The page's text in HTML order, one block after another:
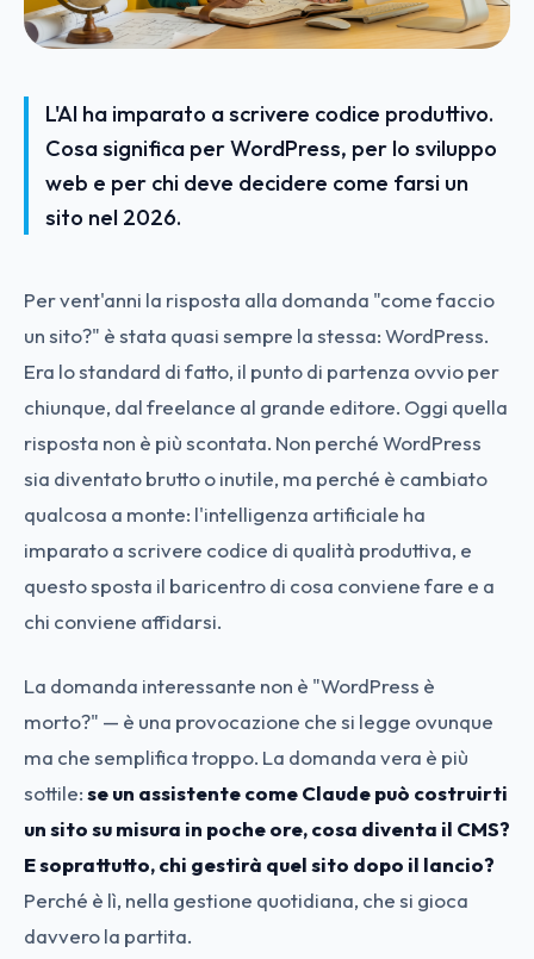
L'AI ha imparato a scrivere codice produttivo.
Cosa significa per WordPress, per lo sviluppo
web e per chi deve decidere come farsi un
sito nel 2026.
Per vent'anni la risposta alla domanda "come faccio
un sito?" è stata quasi sempre la stessa: WordPress.
Era lo standard di fatto, il punto di partenza ovvio per
chiunque, dal freelance al grande editore. Oggi quella
risposta non è più scontata. Non perché WordPress
sia diventato brutto o inutile, ma perché è cambiato
qualcosa a monte: l'intelligenza artificiale ha
imparato a scrivere codice di qualità produttiva, e
questo sposta il baricentro di cosa conviene fare e a
chi conviene affidarsi.
La domanda interessante non è "WordPress è
morto?" — è una provocazione che si legge ovunque
ma che semplifica troppo. La domanda vera è più
sottile:se un assistente come Claude può costruirti
un sito su misura in poche ore, cosa diventa il CMS?
E soprattutto, chi gestirà quel sito dopo il lancio?
Perché è lì, nella gestione quotidiana, che si gioca
davvero la partita.